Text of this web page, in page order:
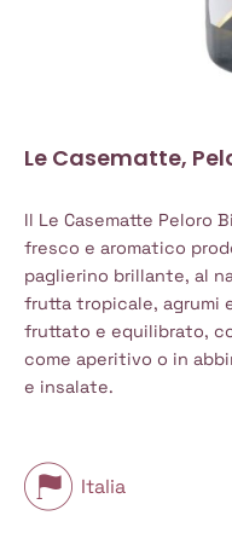
Le Casematte,
Il Le Casematte Peloro
fresco e aromatico
paglierino brillante, al
frutta tropicale, agrumi
fruttato e equilibrato,
come aperitivo o in
e insalate.
Italia